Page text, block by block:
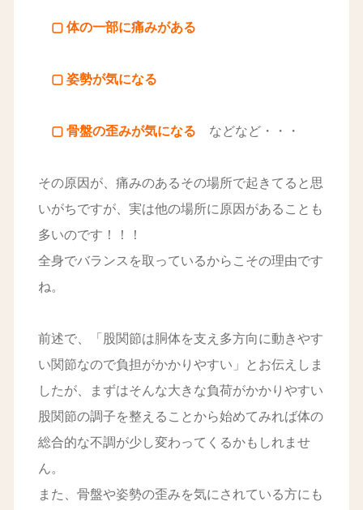
▢ 体の一部に痛みがある
▢ 姿勢が気になる
▢ 骨盤の歪みが気になる などなど・・・
その原因が、痛みのあるその場所で起きてると思
いがちですが、実は他の場所に原因があることも
多いのです！！！
全身でバランスを取っているからこその理由です
ね。
前述で、「股関節は胴体を支え多方向に動きやす
い関節なので負担がかかりやすい」とお伝えしま
したが、まずはそんな大きな負荷がかかりやすい
股関節の調子を整えることから始めてみれば体の
総合的な不調が少し変わってくるかもしれませ
ん。
また、骨盤や姿勢の歪みを気にされている方にも